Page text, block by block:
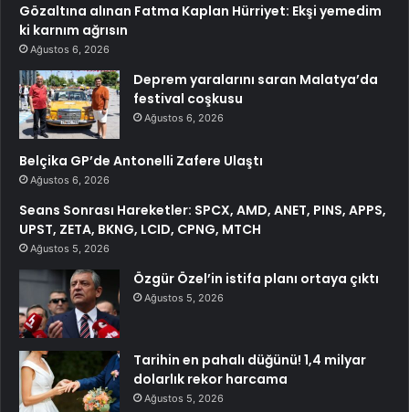
Gözaltına alınan Fatma Kaplan Hürriyet: Ekşi yemedim
ki karnım ağrısın
Ağustos 6, 2026
Deprem yaralarını saran Malatya’da
festival coşkusu
Ağustos 6, 2026
Belçika GP’de Antonelli Zafere Ulaştı
Ağustos 6, 2026
Seans Sonrası Hareketler: SPCX, AMD, ANET, PINS, APPS,
UPST, ZETA, BKNG, LCID, CPNG, MTCH
Ağustos 5, 2026
Özgür Özel’in istifa planı ortaya çıktı
Ağustos 5, 2026
Tarihin en pahalı düğünü! 1,4 milyar
dolarlık rekor harcama
Ağustos 5, 2026